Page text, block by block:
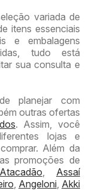
variada de
itens essenciais
e embalagens
tudo está
sua consulta e
planejar com
outras ofertas
. Assim, você
lojas e
Além da
promoções de
Atacadão, Assaí
, Angeloni, Akki